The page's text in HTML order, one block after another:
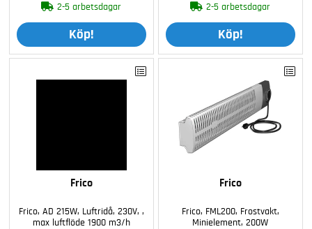
2-5 arbetsdagar
Köp!
2-5 arbetsdagar
Köp!
Frico
Frico, AD 215W, Luftridå, 230V, ,
max luftflöde 1900 m3/h
Frico
Frico, FML200, Frostvakt,
Minielement, 200W